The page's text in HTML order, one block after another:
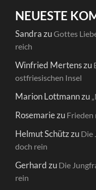
NEUESTE
SandrazuGottes
reich
Winfried Mertenszu
ostfriesischen Insel
Marion Lottmannzu
Rosemariezu Frieden
Helmut Schützzu Die
doch rein
Gerhardzu Die
rein